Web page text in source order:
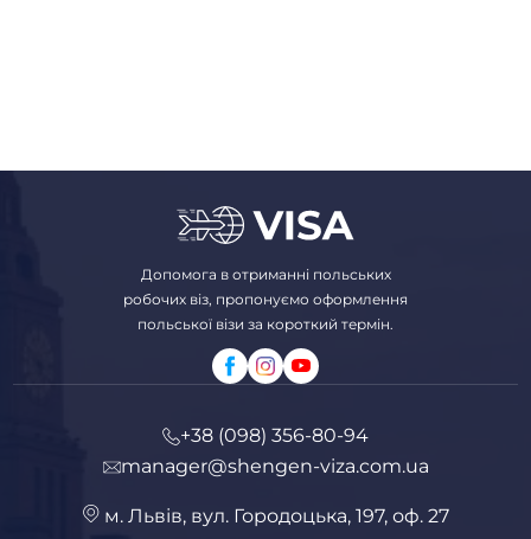
Допомога в отриманні польських
робочих віз, пропонуємо оформлення
польської візи за короткий термін.
+38 (098) 356-80-94
manager@shengen-viza.com.ua
м. Львів, вул. Городоцька, 197, оф. 27